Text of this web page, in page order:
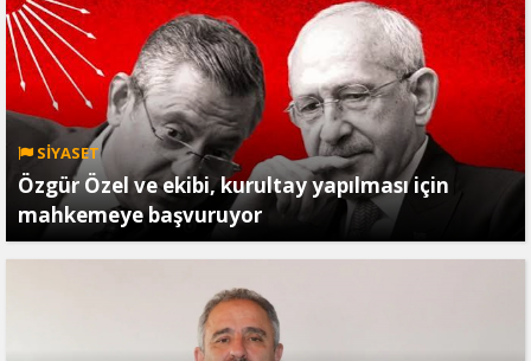
SİYASET
Özgür Özel ve ekibi, kurultay yapılması için
mahkemeye başvuruyor